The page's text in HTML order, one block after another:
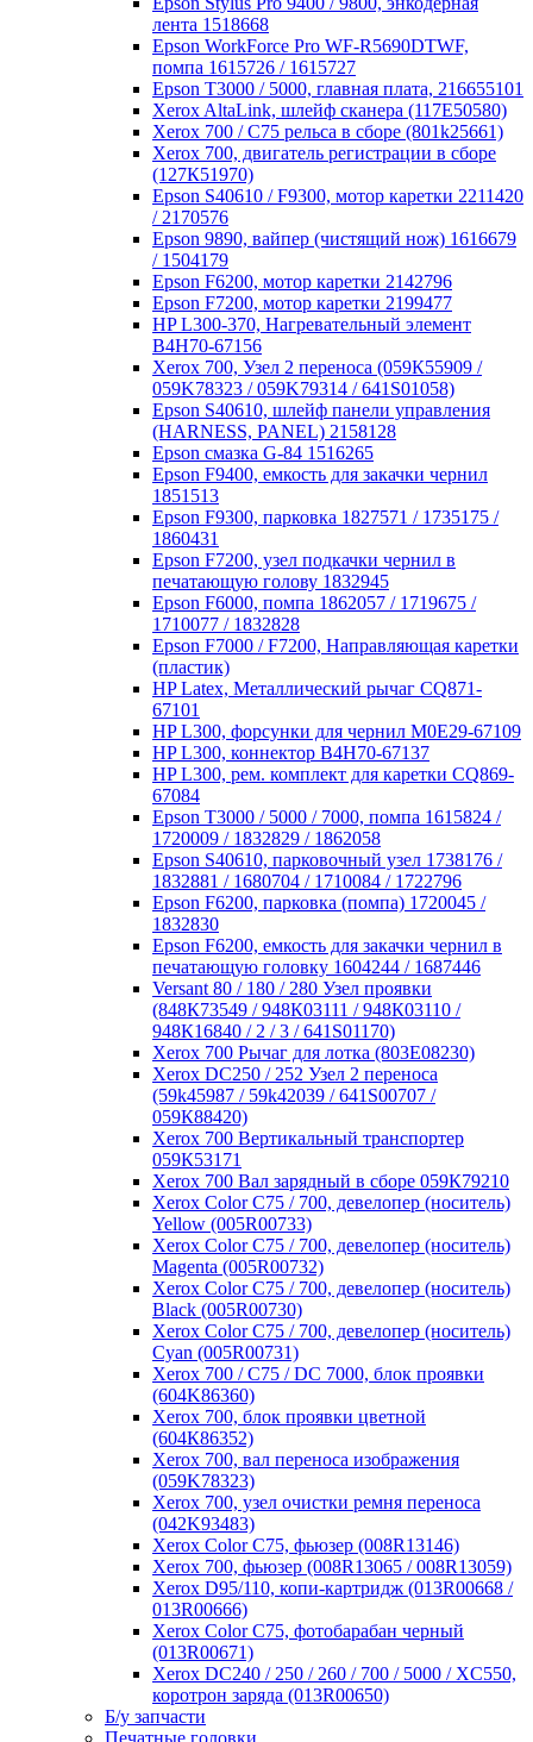
лента 1518668
Epson WorkForce Pro WF-R5690DTWF,
помпа 1615726 / 1615727
Epson Т3000 / 5000, главная плата, 216655101
Xerox AltaLink, шлейф сканера (117E50580)
Xerox 700 / С75 рельса в сборе (801k25661)
Xerox 700, двигатель регистрации в сборе
(127К51970)
Epson S40610 / F9300, мотор каретки 2211420
/ 2170576
Epson 9890, вайпер (чистящий нож) 1616679
/ 1504179
Epson F6200, мотор каретки 2142796
Epson F7200, мотор каретки 2199477
HP L300-370, Нагревательный элемент
B4H70-67156
Xerox 700, Узел 2 переноса (059К55909 /
059K78323 / 059K79314 / 641S01058)
Epson S40610, шлейф панели управления
(HARNESS, PANEL) 2158128
Epson смазка G-84 1516265
Epson F9400, емкость для закачки чернил
1851513
Epson F9300, парковка 1827571 / 1735175 /
1860431
Epson F7200, узел подкачки чернил в
печатающую голову 1832945
Epson F6000, помпа 1862057 / 1719675 /
1710077 / 1832828
Epson F7000 / F7200, Направляющая каретки
(пластик)
HP Latex, Металлический рычаг CQ871-
67101
HP L300, форсунки для чернил M0E29-67109
HP L300, коннектор B4H70-67137
HP L300, рем. комплект для каретки CQ869-
67084
Epson Т3000 / 5000 / 7000, помпа 1615824 /
1720009 / 1832829 / 1862058
Epson S40610, парковочный узел 1738176 /
1832881 / 1680704 / 1710084 / 1722796
Epson F6200, парковка (помпа) 1720045 /
1832830
Epson F6200, емкость для закачки чернил в
печатающую головку 1604244 / 1687446
Versant 80 / 180 / 280 Узел проявки
(848К73549 / 948К03111 / 948К03110 /
948К16840 / 2 / 3 / 641S01170)
Xerox 700 Рычаг для лотка (803Е08230)
Xerox DC250 / 252 Узел 2 переноса
(59k45987 / 59k42039 / 641S00707 /
059К88420)
Xerox 700 Вертикальный транспортер
059К53171
Xerox 700 Вал зарядный в сборе 059К79210
Xerox Color C75 / 700, девелопер (носитель)
Yellow (005R00733)
Xerox Color C75 / 700, девелопер (носитель)
Magenta (005R00732)
Xerox Color C75 / 700, девелопер (носитель)
Black (005R00730)
Xerox Color C75 / 700, девелопер (носитель)
Cyan (005R00731)
Xerox 700 / C75 / DC 7000, блок проявки
(604K86360)
Xerox 700, блок проявки цветной
(604К86352)
Xerox 700, вал переноса изображения
(059K78323)
Xerox 700, узел очистки ремня переноса
(042K93483)
Xerox Color C75, фьюзер (008R13146)
Xerox 700, фьюзер (008R13065 / 008R13059)
Xerox D95/110, копи-картридж (013R00668 /
013R00666)
Xerox Color C75, фотобарабан черный
(013R00671)
Xerox DC240 / 250 / 260 / 700 / 5000 / XC550,
коротрон заряда (013R00650)
Б/у запчасти
Печатные головки